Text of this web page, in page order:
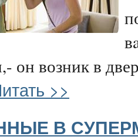
он возник в
>>
В